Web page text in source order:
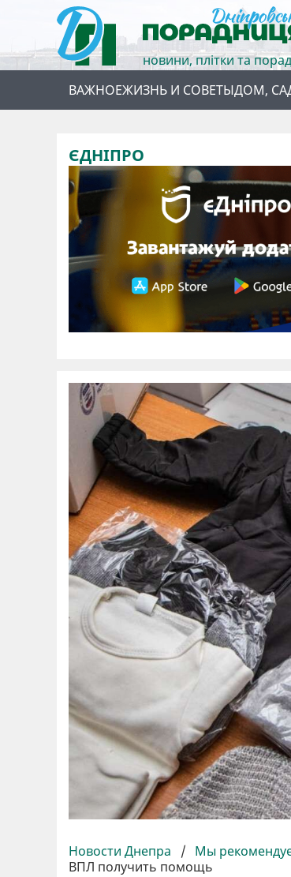
новини, плітки та
ВАЖНОЕЖИЗНЬ И СОВЕТЫДОМ,
ЄДНІПРО
Новости Днепра / Мы
ВПЛ получить помощь